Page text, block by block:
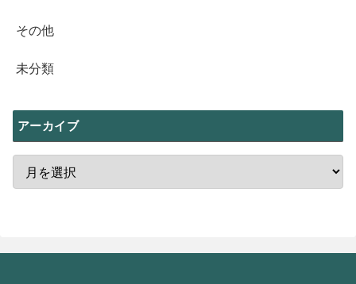
その他
未分類
アーカイブ